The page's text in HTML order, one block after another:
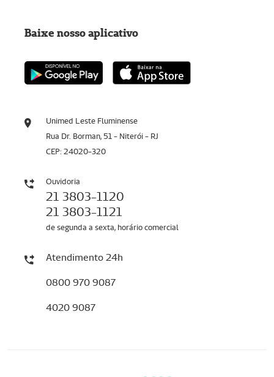
Unimed Leste Fluminense
Rua Dr. Borman, 51 - Niterói - RJ
CEP: 24020-320
Ouvidoria
21 3803-1120
21 3803-1121
de segunda a sexta, horário comercial
Atendimento 24h
0800 970 9087
4020 9087
Baixe nosso aplicativo